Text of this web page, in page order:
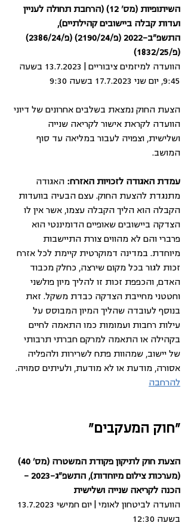
השיתופיות (מס' 12) (הרחבת תחולה לעניין
ועדות קבלה ביישובים קהילתיים),
התשפ"ב-2022 (פ/2190/24) (פ/2386/24)
(פ/1832/25)
הוועדה למיזמים ציבוריים | 13.7.2023 בשעה
9:45, יום שני 17.7.2023 בשעה 9:30
הצעת החוק נמצאת בשלבים אחרונים של דיוני
הוועדה לקראת אישור לקריאה שנייה
ושלישית, וצפויה לעבור במליאה עד סוף
המושב.
עמדת האגודה לזכויות האזרח: האגודה
מתנגדת להצעת החוק. עצם הבעיה בוועדות
הקבלה הוא הליך הקבלה עצמו, אשר אין לו
הצדקה ביישובים שאופיים הדומיננטי הוא
פרברי והם לא מהווים צורת התיישבות
מיוחדת. במדינה דמוקרטית קיימת לכל אזרח
זכות לגור בכל מקום שירצה, כחלק מכבוד
האדם, והכפפת זכות זו להליך מיון פולשני
וחטטני מחייבת הצדקה כבדת משקל. זאת
בנוסף לעובדה שהליך המיון המבוסס על
עילות רחבות ועמומות כמו התאמה לחיים
בקהילה או התאמה למרקם חברתי תרבותי
של יישוב, שמהוות פתח לשרירות ולהפליה
אסורה, מודעת או לא מודעת, ולעיתים סמויה.
להרחבה
"חוק המעקבים"
הצעת חוק לתיקון פקודת המשטרה (מס' 40)
(מערכות צילום מיוחדות), התשפ"ג-2023 –
הכנה לקריאה שנייה ושלישית
בשעה 12:30